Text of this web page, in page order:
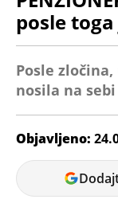
posle
Posle
nosila na sebi
Objavljeno:
Ana
Petrović